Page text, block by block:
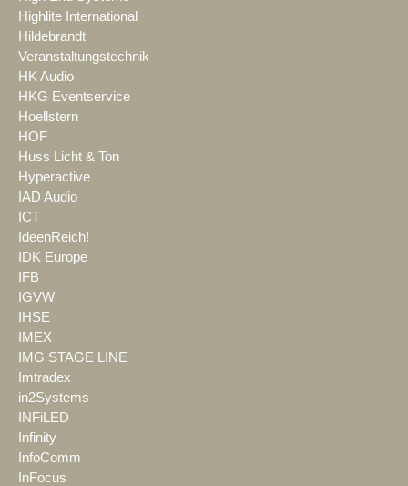
Highlite International
Hildebrandt
Veranstaltungstechnik
HK Audio
HKG Eventservice
Hoellstern
HOF
Huss Licht & Ton
Hyperactive
IAD Audio
ICT
IdeenReich!
IDK Europe
IFB
IGVW
IHSE
IMEX
IMG STAGE LINE
Imtradex
in2Systems
INFiLED
Infinity
InfoComm
InFocus